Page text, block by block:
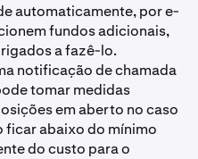
automaticamente, por e-
fundos adicionais,
a fazê-lo.
notificação de chamada
tomar medidas
em aberto no caso
ficar abaixo do mínimo
do custo para o